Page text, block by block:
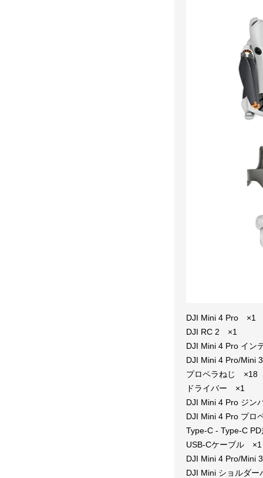
DJI Mini 4 Pro ×1
DJI RC 2 ×1
DJI Mini 4 Pro イン
DJI Mini 4 Pro/Mini
プロペラねじ ×18
ドライバー ×1
DJI Mini 4 Pro ジ
DJI Mini 4 Pro プ
Type-C - Type-C
USB-Cケーブル ×1
DJI Mini 4 Pro/Mini
DJI Mini ショルダ